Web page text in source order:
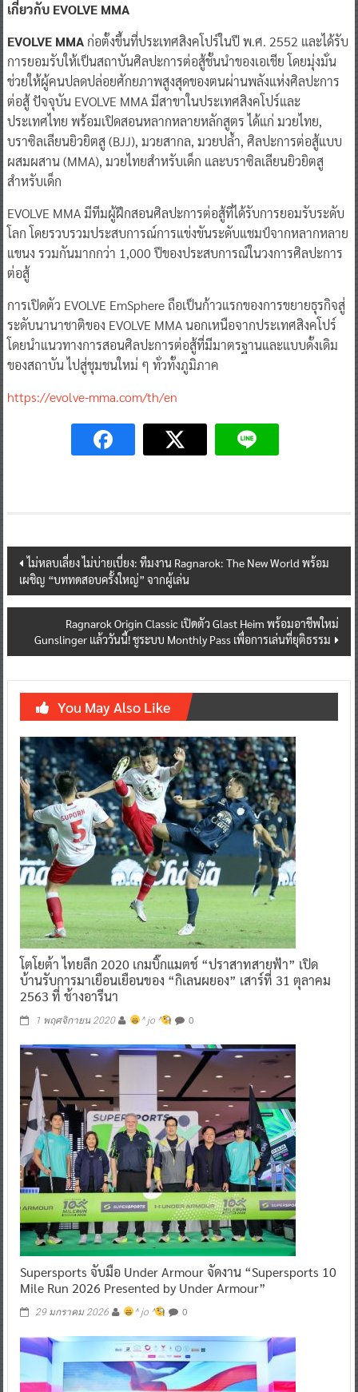
เกี่ยวกับ EVOLVE MMA
EVOLVE MMAก่อตั้งขึ้นที่ประเทศสิงคโปร์ในปี พ.ศ. 2552 และได้รับ
การยอมรับให้เป็นสถาบันศิลปะการต่อสู้ชั้นนำของเอเชีย โดยมุ่งมั่น
ช่วยให้ผู้คนปลดปล่อยศักยภาพสูงสุดของตนผ่านพลังแห่งศิลปะการ
ต่อสู้ ปัจจุบัน EVOLVE MMA มีสาขาในประเทศสิงคโปร์และ
ประเทศไทย พร้อมเปิดสอนหลากหลายหลักสูตร ได้แก่ มวยไทย,
บราซิลเลียนยิวยิตสู (BJJ), มวยสากล, มวยปล้ำ, ศิลปะการต่อสู้แบบ
ผสมผสาน (MMA), มวยไทยสำหรับเด็ก และบราซิลเลียนยิวยิตสู
สำหรับเด็ก
EVOLVE MMA มีทีมผู้ฝึกสอนศิลปะการต่อสู้ที่ได้รับการยอมรับระดับ
โลก โดยรวบรวมประสบการณ์การแข่งขันระดับแชมป์จากหลากหลาย
แขนง รวมกันมากกว่า 1,000 ปีของประสบการณ์ในวงการศิลปะการ
ต่อสู้
การเปิดตัว EVOLVE EmSphere ถือเป็นก้าวแรกของการขยายธุรกิจสู่
ระดับนานาชาติของ EVOLVE MMA นอกเหนือจากประเทศสิงคโปร์
โดยนำแนวทางการสอนศิลปะการต่อสู้ที่มีมาตรฐานและแบบดั้งเดิม
ของสถาบัน ไปสู่ชุมชนใหม่ ๆ ทั่วทั้งภูมิภาค
https://evolve-mma.com/th/en
Post
navigation
ไม่หลบเลี่ยง ไม่บ่ายเบี่ยง: ทีมงาน Ragnarok: The New World พร้อม
เผชิญ “บททดสอบครั้งใหญ่” จากผู้เล่น
Ragnarok Origin Classic เปิดตัว Glast Heim พร้อมอาชีพใหม่
Gunslinger เเล้ววันนี้! ชูระบบ Monthly Pass เพื่อการเล่นที่ยุติธรรม
You May Also Like
โตโยต้า ไทยลีก 2020 เกมบิ๊กแมตช์ “ปราสาทสายฟ้า” เปิด
บ้านรับการมาเยือนเยือนของ “กิเลนผยอง” เสาร์ที่ 31 ตุลาคม
2563 ที่ ช้างอารีนา
1 พฤศจิกายน 2020 ^ jo ^ 0
Supersports จับมือ Under Armour จัดงาน “Supersports 10
Mile Run 2026 Presented by Under Armour”
29 มกราคม 2026 ^ jo ^ 0